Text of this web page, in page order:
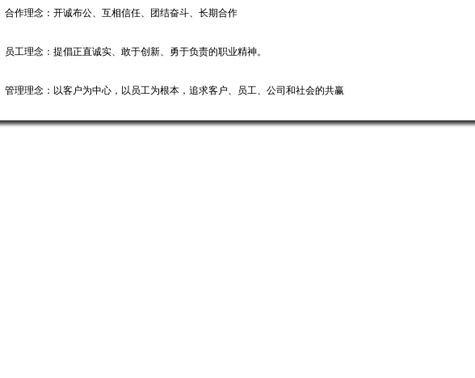
合作理念：开诚布公、互相信任、团结奋斗、长期合作
员工理念：提倡正直诚实、敢于创新、勇于负责的职业精神。
管理理念：以客户为中心，以员工为根本，追求客户、员工、公司和社会的共赢